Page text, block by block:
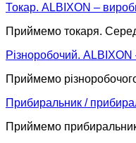
Токар. ALBIXON –
Приймемо токаря.
Різноробочий.
Приймемо
Прибиральник /
Приймемо